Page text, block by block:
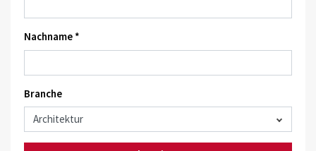
Nachname *
Branche